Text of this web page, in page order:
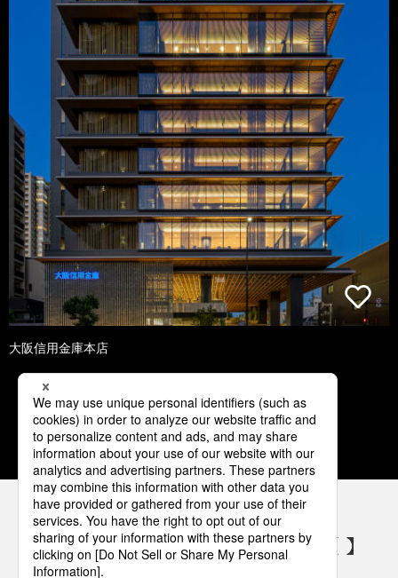
大阪信用金庫本店
1 2 3 4 5
パナソニックの電気設備 SNSアカウント